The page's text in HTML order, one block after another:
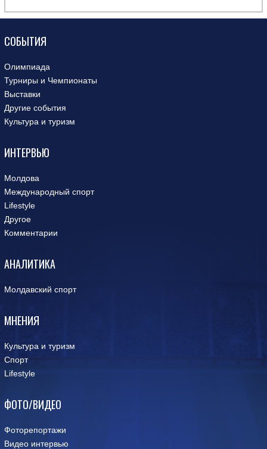
СОБЫТИЯ
Олимпиада
Турниры и Чемпионаты
Выставки
Другие события
Культура и туризм
ИНТЕРВЬЮ
Молдова
Международный спорт
Lifestyle
Другое
Комментарии
АНАЛИТИКА
Молдавский спорт
МНЕНИЯ
Культура и туризм
Спорт
Lifestyle
ФОТО/ВИДЕО
Фоторепортажи
Видео интервью